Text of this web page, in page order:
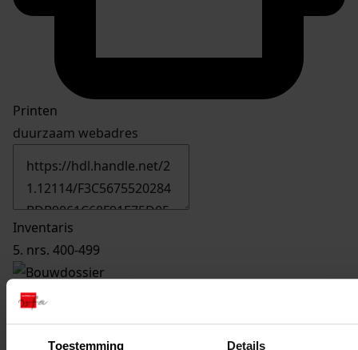
Toestemming Details
Printen
duurzaam webadres
Inventaris
5. nrs. 400-499
407Verbouw woning, 1974